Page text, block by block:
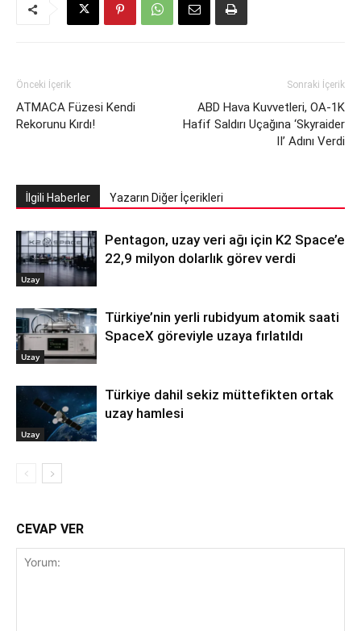
Önceki İçerik
ATMACA Füzesi Kendi
Rekorunu Kırdı!
Sonraki İçerik
ABD Hava Kuvvetleri, OA-1K
Hafif Saldırı Uçağına ‘Skyraider
II’ Adını Verdi
İlgili Haberler Yazarın Diğer İçerikleri
Uzay
Pentagon, uzay veri ağı için K2 Space’e
22,9 milyon dolarlık görev verdi
Uzay
Türkiye’nin yerli rubidyum atomik saati
SpaceX göreviyle uzaya fırlatıldı
Uzay
Türkiye dahil sekiz müttefikten ortak
uzay hamlesi
CEVAP VER